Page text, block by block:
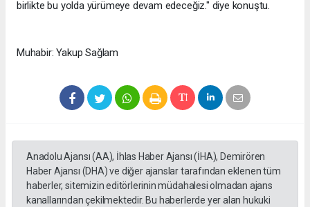
birlikte bu yolda yürümeye devam edeceğiz." diye konuştu.
Muhabir: Yakup Sağlam
Anadolu Ajansı (AA), İhlas Haber Ajansı (İHA), Demirören
Haber Ajansı (DHA) ve diğer ajanslar tarafından eklenen tüm
haberler, sitemizin editörlerinin müdahalesi olmadan ajans
kanallarından çekilmektedir. Bu haberlerde yer alan hukuki